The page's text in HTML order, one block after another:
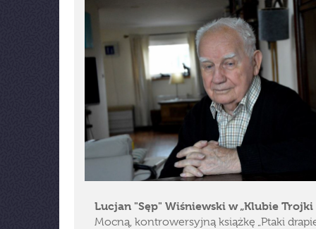
Lucjan "Sęp" Wiśniewski w „Klubie Trojki
Mocną, kontrowersyjną książkę „Ptaki